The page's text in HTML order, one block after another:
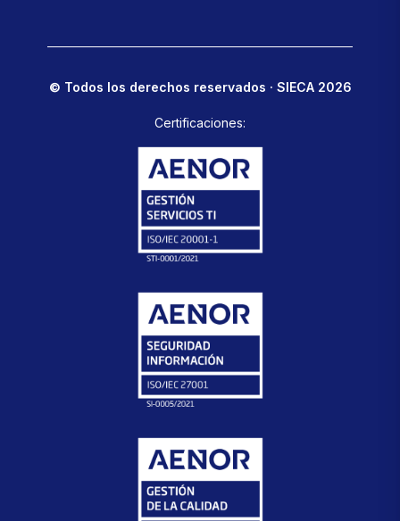
© Todos los derechos reservados · SIECA 2026
Certificaciones: